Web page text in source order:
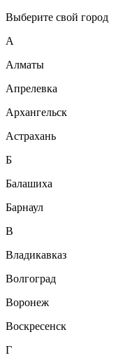
Выберите свой город
А
Алматы
Апрелевка
Архангельск
Астрахань
Б
Балашиха
Барнаул
В
Владикавказ
Волгоград
Воронеж
Воскресенск
Г